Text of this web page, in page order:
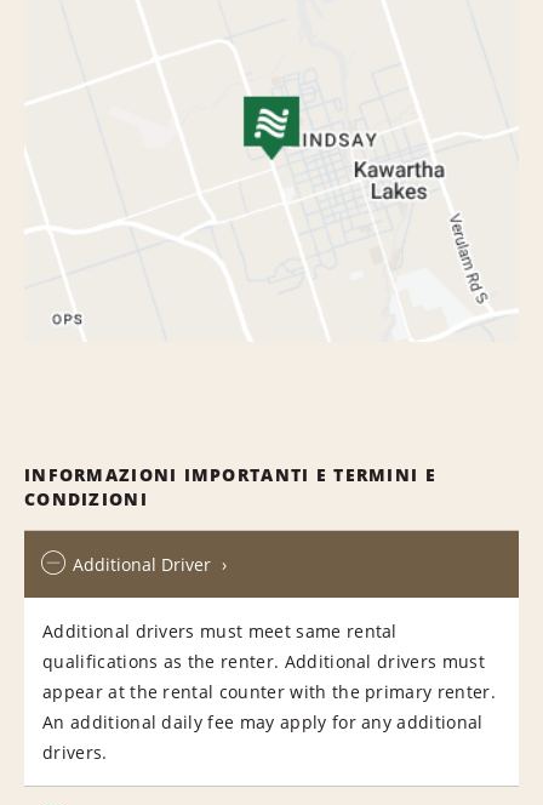
INFORMAZIONI IMPORTANTI E TERMINI E
CONDIZIONI
Additional Driver
Additional drivers must meet same rental
qualifications as the renter. Additional drivers must
appear at the rental counter with the primary renter.
An additional daily fee may apply for any additional
drivers.